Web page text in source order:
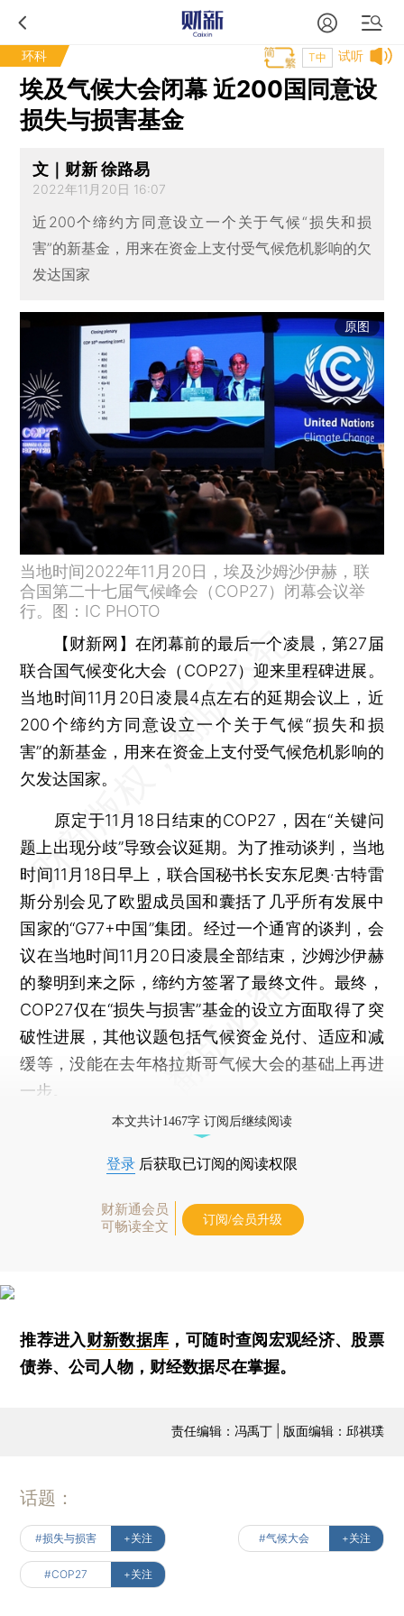
环科 试听
T中
埃及气候大会闭幕 近200国同意设
损失与损害基金
文｜财新 徐路易
2022年11月20日 16:07
近200个缔约方同意设立一个关于气候“损失和损
害”的新基金，用来在资金上支付受气候危机影响的欠
发达国家
原图
当地时间2022年11月20日，埃及沙姆沙伊赫，联
合国第二十七届气候峰会（COP27）闭幕会议举
行。图：IC PHOTO
【财新网】 在闭幕前的最后一个凌晨，第27届
联合国气候变化大会（COP27）迎来里程碑进展。
当地时间11月20日凌晨4点左右的延期会议上，近
200个缔约方同意设立一个关于气候“损失和损
害”的新基金，用来在资金上支付受气候危机影响的
欠发达国家。
原定于11月18日结束的COP27，因在“关键问
题上出现分歧”导致会议延期。为了推动谈判，当地
时间11月18日早上，联合国秘书长安东尼奥·古特雷
斯分别会见了欧盟成员国和囊括了几乎所有发展中
国家的“G77+中国”集团。经过一个通宵的谈判，会
议在当地时间11月20日凌晨全部结束，沙姆沙伊赫
的黎明到来之际，缔约方签署了最终文件。最终，
COP27仅在“损失与损害”基金的设立方面取得了突
破性进展，其他议题包括气候资金兑付、适应和减
缓等，没能在去年格拉斯哥气候大会的基础上再进
一步。
本文共计1467字 订阅后继续阅读
登录 后获取已订阅的阅读权限
财新通会员
可畅读全文
订阅/会员升级
推荐进入财新数据库 ，可随时查阅宏观经济、股票
债券、公司人物，财经数据尽在掌握。
责任编辑：冯禹丁 | 版面编辑：邱祺璞
话题：
#损失与损害 +关注 #气候大会 +关注
#COP27 +关注